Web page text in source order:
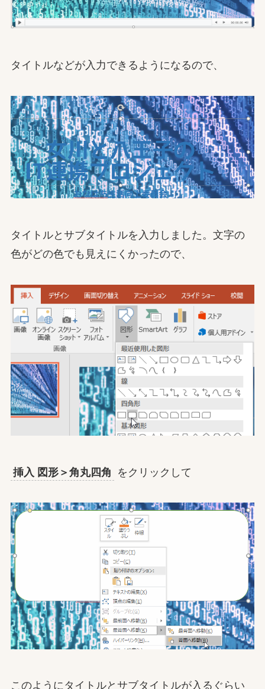
タイトルなどが入力できるようになるので、
タイトルとサブタイトルを入力しました。文字の
色がどの色でも見えにくかったので、
挿入 図形＞角丸四角 をクリックして
このようにタイトルとサブタイトルが入るぐらい